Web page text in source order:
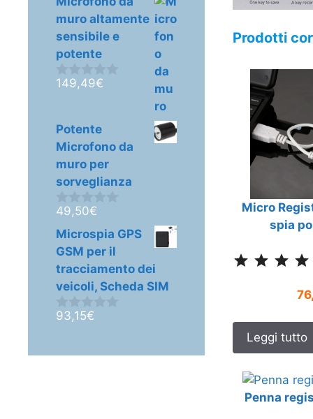
Prodotti
Micro
spia
Leggi tutto
Penna
u
5
muro altamente
sensibile e
potente
0
5
149,49€
Potente
Microfono da
muro per
sorveglianza
0
s
u
5
49,50€
Microspia GPS
GSM per il
tracciamento dei
veicoli, Scheda SIM
0
5
93,15€